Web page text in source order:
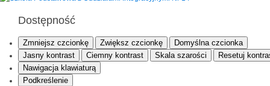
Dostępność
Zmniejsz czcionkę Zwiększ czcionkę
Domyślna czcionka
Jasny kontrast
Ciemny kontrast Skala szarości
Resetuj
Nawigacja klawiaturą
Podkreślenie